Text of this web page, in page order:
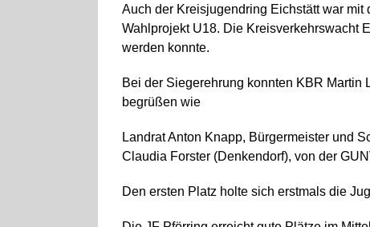
Auch der Kreisjugendring Eichstätt war
Wahlprojekt U18. Die Kreisverkehrswacht
werden konnte.
Bei der Siegerehrung konnten KBR
begrüßen wie
Landrat Anton Knapp, Bürgermeister und
Claudia Forster (Denkendorf), von der
Den ersten Platz holte sich erstmals die